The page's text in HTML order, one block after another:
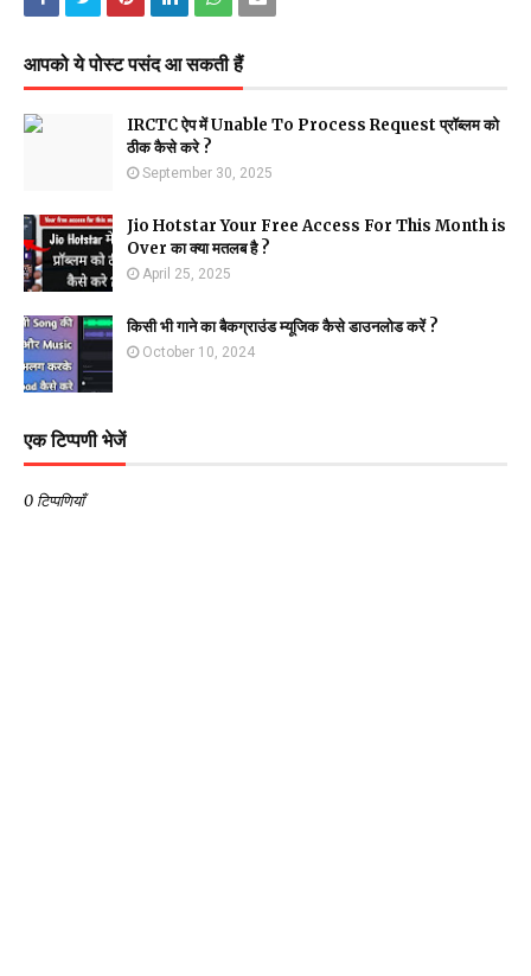
आपको ये पोस्ट पसंद आ सकती हैं
IRCTC ऐप में Unable To Process Request प्रॉब्लम को
ठीक कैसे करे ?
September 30, 2025
Jio Hotstar Your Free Access For This Month is
Over का क्या मतलब है ?
April 25, 2025
किसी भी गाने का बैकग्राउंड म्यूजिक कैसे डाउनलोड करें ?
October 10, 2024
एक टिप्पणी भेजें
0 टिप्पणियाँ